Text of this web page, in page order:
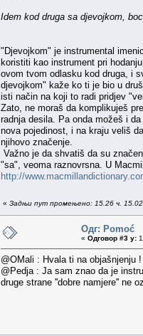
Idem kod druga sa djevojkom,
"Djevojkom" je instrumental
koristiti kao instrument pri
ovom tvom odlasku kod druga, i
djevojkom" kaže ko ti je bio u
isti način na koji to radi pridjev
Zato, ne moraš da komplikuješ
radnja desila. Pa onda možeš i
nova pojedinost, i na kraju veliš
njihovo značenje.
Važno je da shvatiš da su
"sa", veoma raznovrsna. U
http://
« Задњи пут промењено: 15.26 ч.
Одг: Pomoć
« Одговор #3 у:
@OMali : Hvala ti na objašnjenju !
@Pedja : Ja sam znao da je
druge strane ''dobre namjere'' ne